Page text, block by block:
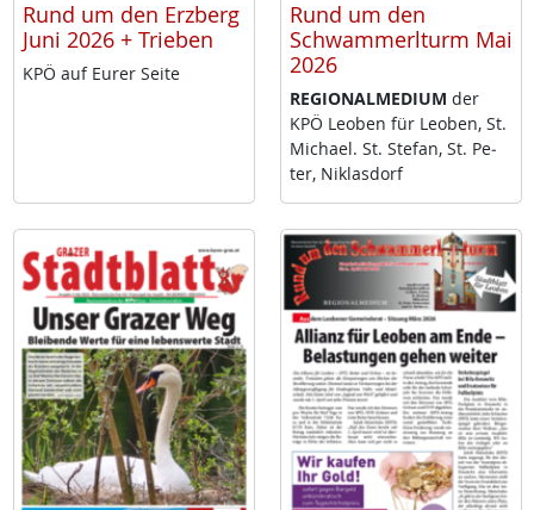
Rund um den Erzberg
Juni 2026 + Trieben
KPÖ auf Eu­rer Sei­te
Rund um den
Schwammerlturm Mai
2026
RE­GIO­NAL­ME­DI­UM der
KPÖ Leo­ben für Leo­ben, St.
Mi­cha­el. St. Ste­fan, St. Pe­
ter, Niklas­dorf